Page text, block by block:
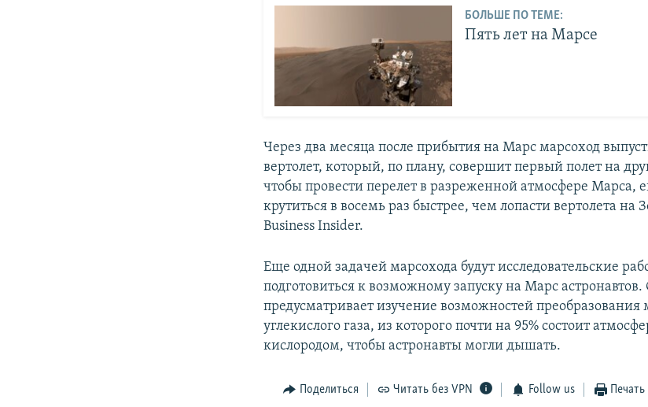
БОЛЬШЕ ПО ТЕМЕ:
Пять лет на Марсе
Через два месяца после прибытия на Марс марсоход
вертолет, который, по плану, совершит первый полет на
чтобы провести перелет в разреженной атмосфере Марса,
крутиться в восемь раз быстрее, чем лопасти вертолета
Business Insider.
Еще одной задачей марсохода будут исследовательские
подготовиться к возможному запуску на Марс
предусматривает изучение возможностей преобразования
углекислого газа, из которого почти на 95% состоит
кислородом, чтобы астронавты могли дышать.
Поделиться Читать без VPN Follow us Печать